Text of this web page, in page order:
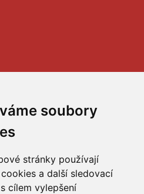
soubory
stránky používají
a další sledovací
cílem vylepšení